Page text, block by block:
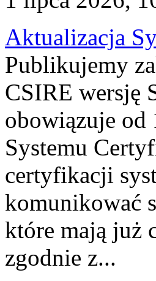
Aktualizacja
Publikujemy
CSIRE wersję
obowiązuje od
Systemu
certyfikacji
komunikować
które mają już
zgodnie z...